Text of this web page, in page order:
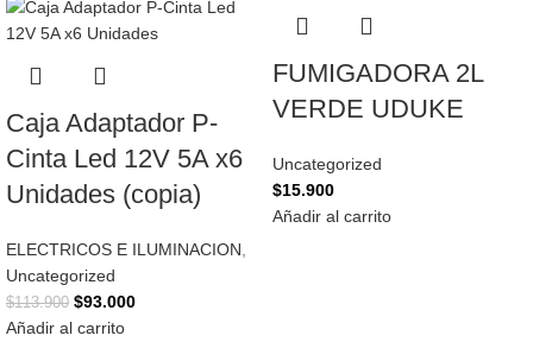
Caja Adaptador P-
Cinta Led 12V 5A x6
Unidades (copia)
ELECTRICOS E ILUMINACION,
Uncategorized
$113.900 $93.000
Añadir al carrito
FUMIGADORA 2L
VERDE UDUKE
Uncategorized
$15.900
Añadir al carrito